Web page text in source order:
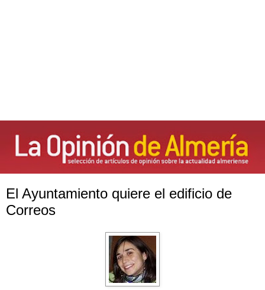
El Ayuntamiento quiere el edificio de
Correos